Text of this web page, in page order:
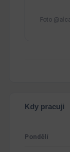
Foto
Kdy pracuji
Pondělí